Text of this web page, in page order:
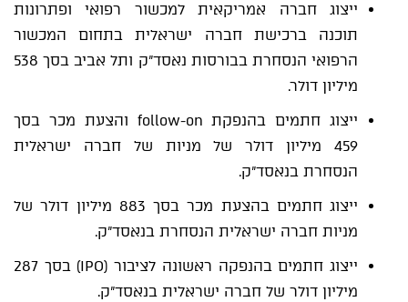
ייצוג חברה אמריקאית למכשור רפואי ופתרונות
תוכנה ברכישת חברה ישראלית בתחום המכשור
הרפואי הנסחרת בבורסות נאסד"ק ותל אביב בסך 538
מיליון דולר.
ייצוג חתמים בהנפקת follow-on והצעת מכר בסך
459 מיליון דולר של מניות של חברה ישראלית
הנסחרת בנאסד"ק.
ייצוג חתמים בהצעת מכר בסך 883 מיליון דולר של
מניות חברה ישראלית הנסחרת בנאסד"ק.
ייצוג חתמים בהנפקה ראשונה לציבור (IPO) בסך 287
מיליון דולר של חברה ישראלית בנאסד"ק.